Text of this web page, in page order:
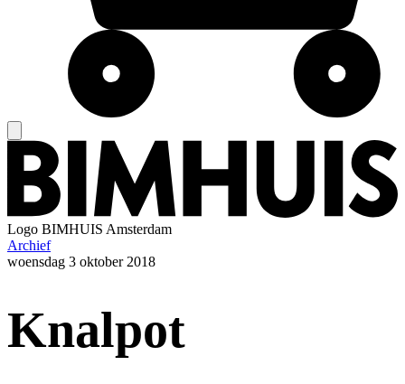
Logo BIMHUIS Amsterdam
Archief
woensdag 3 oktober 2018
Knalpot